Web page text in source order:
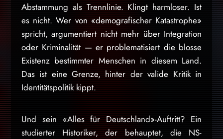
Abstammung als Trennlinie. Klingt harmloser. Ist
es nicht. Wer von «demografischer Katastrophe»
spricht, argumentiert nicht mehr über Integration
oder Kriminalität — er problematisiert die blosse
Existenz bestimmter Menschen in diesem Land.
Das ist eine Grenze, hinter der valide Kritik in
Identitätspolitik kippt.
Und sein «Alles für Deutschland»-Auftritt? Ein
studierter Historiker, der behauptet, die NS-